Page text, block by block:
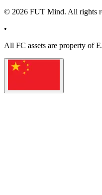
© 2026 FUT Mind. All rights
•
All FC assets are property of